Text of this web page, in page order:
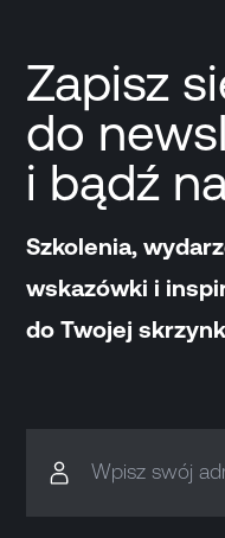
Zapisz
do
i bądź
Szkolenia,
wskazówki i
do Twojej
Wpisz swój